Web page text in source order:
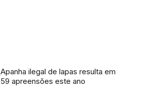
Apanha ilegal de lapas resulta em
59 apreensões este ano